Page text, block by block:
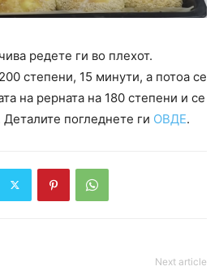
редете ги во плехот.
степени, 15 минути, а потоа се
на рерната на 180 степени и се
погледнете ги ОВДЕ.
Next article